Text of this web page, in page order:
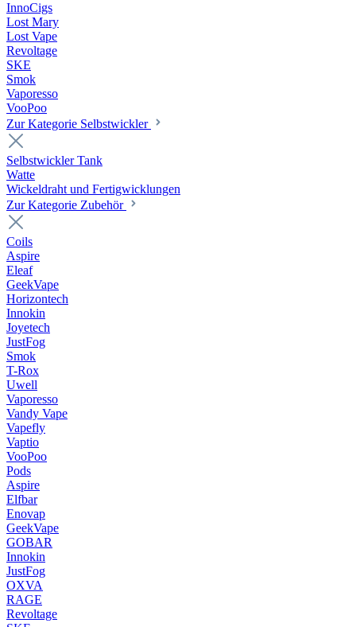
InnoCigs
Lost Mary
Lost Vape
Revoltage
SKE
Smok
Vaporesso
VooPoo
Zur Kategorie Selbstwickler
Selbstwickler Tank
Watte
Wickeldraht und Fertigwicklungen
Zur Kategorie Zubehör
Coils
Aspire
Eleaf
GeekVape
Horizontech
Innokin
Joyetech
JustFog
Smok
T-Rox
Uwell
Vaporesso
Vandy Vape
Vapefly
Vaptio
VooPoo
Pods
Aspire
Elfbar
Enovap
GeekVape
GOBAR
Innokin
JustFog
OXVA
RAGE
Revoltage